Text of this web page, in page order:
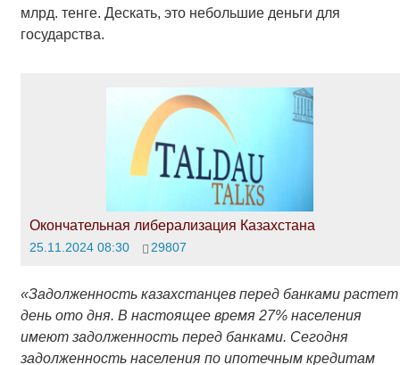
млрд. тенге. Дескать, это небольшие деньги для
государства.
Окончательная либерализация Казахстана
25.11.2024 08:30 29807
«Задолженность казахстанцев перед банками растет
день ото дня. В настоящее время 27% населения
имеют задолженность перед банками. Сегодня
задолженность населения по ипотечным кредитам